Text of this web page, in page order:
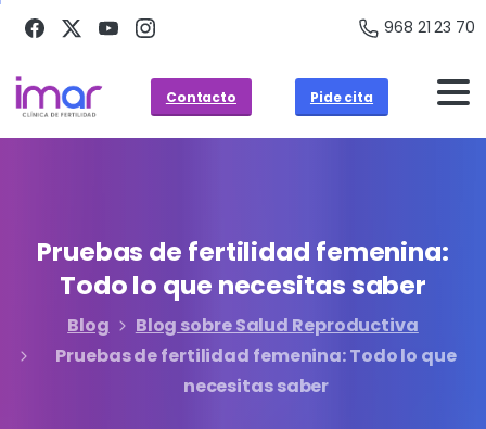
968 21 23 70
Contacto Pide cita
Pruebas de fertilidad femenina:
Todolo que necesitassaber
Blog
Blog sobre Salud Reproductiva
Pruebas de fertilidad femenina: Todo lo que
necesitas saber